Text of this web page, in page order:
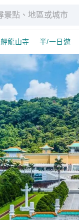
龍山寺 半/一日遊